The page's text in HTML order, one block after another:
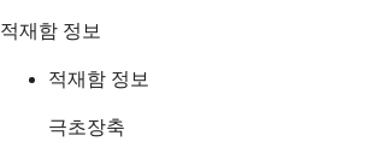
적재함 정보
적재함 정보
극초장축